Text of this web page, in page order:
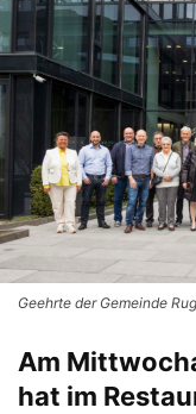
Geehrte der Gemeinde
Am
hat im